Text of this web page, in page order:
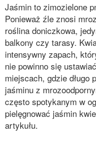
Jaśmin to zimozielone
Ponieważ źle znosi
roślina doniczkowa,
balkony czy tarasy.
intensywny zapach,
nie powinno się
miejscach, gdzie długo
jaśminu z
często spotykanym w
pielęgnować jaśmin
artykułu.